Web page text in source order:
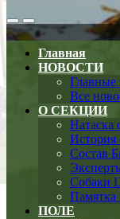
Search
Toggle
Меню
Главная
НОВОСТИ
Главные
Все
О СЕКЦИИ
Натаска
История
Состав
Собаки
Памятка
ПОЛЕ